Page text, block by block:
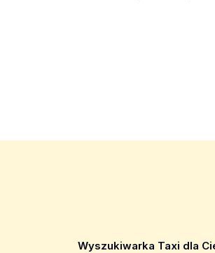
Wyszukiwarka Taxi dla